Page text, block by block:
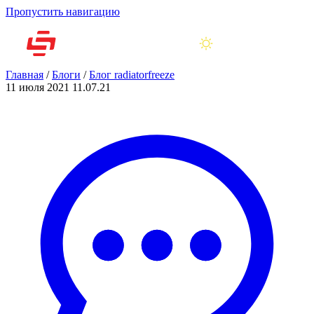
Пропустить навигацию
Главная /Блоги /Блог radiatorfreeze
11 июля 2021 11.07.21